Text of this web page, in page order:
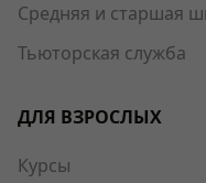
Средняя и старшая
Тьюторская служба
ДЛЯ ВЗРОСЛЫХ
Курсы